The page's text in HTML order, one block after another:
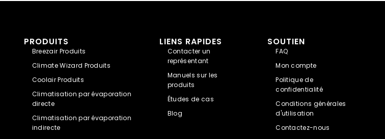
PRODUITS
Breezair Produits
Climate Wizard Produits
Coolair Produits
Climatisation par évaporation
directe
Climatisation par évaporation
indirecte
LIENS RAPIDES
Contacter un
représentant
Manuels sur les
produits
Études de cas
Blog
SOUTIEN
FAQ
Mon compte
Politique de
confidentialité
Conditions générales
d'utilisation
Contactez-nous